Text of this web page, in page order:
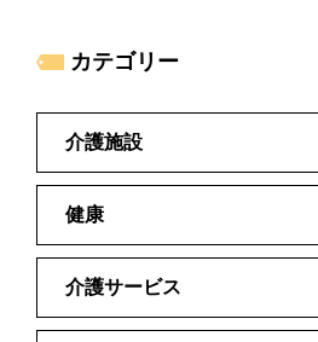
カテゴリー
介護施設
健康
介護サービス